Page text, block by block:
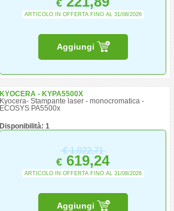
€
ARTICOLO IN OFFERTA FINO AL 31/08/2026
Aggiungi
KYOCERA - KYPA5500X
Kyocera- Stampante laser - monocromatica -
ECOSYS PA5500x
Disponibilità: 1
€1.022,71
€ 619,24
ARTICOLO IN OFFERTA FINO AL 31/08/2026
Aggiungi